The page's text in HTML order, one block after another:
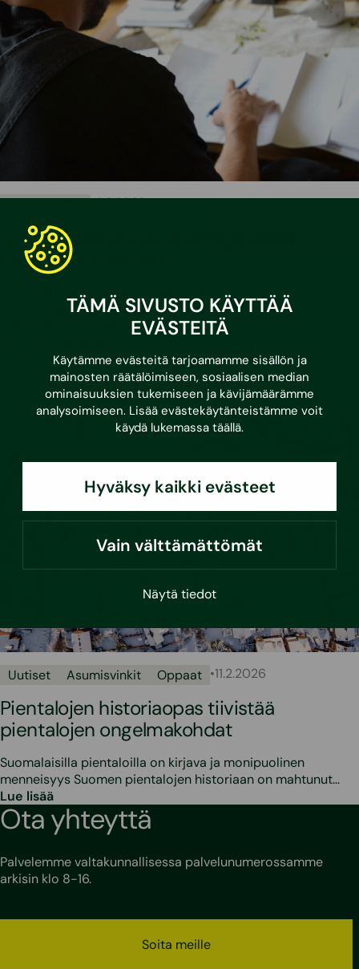
TÄMÄ SIVUSTO KÄYTTÄÄ
EVÄSTEITÄ
Käytämme evästeitä tarjoamamme sisällön ja
mainosten räätälöimiseen, sosiaalisen median
ominaisuuksien tukemiseen ja kävijämäärämme
analysoimiseen. Lisää evästekäytänteistämme voit
käydä lukemassa täällä.
Hyväksy kaikki evästeet
Vain välttämättömät
Näytä tiedot
•3.3.2026
Kunnossapitotarveselvitys ja usein
kysytyt kysymykset
Mikä on kunnossapitotarveselvitys?
Kunnossapitotarveselvityksellä tarkoitetaan listausta
rakennusten ja kiinteistöjen kunnossapito- ja
Uutiset Asumisvinkit Oppaat •11.2.2026
Pientalojen historiaopas tiivistää
pientalojen ongelmakohdat
Suomalaisilla pientaloilla on kirjava ja monipuolinen
menneisyys Suomen pientalojen historiaan on mahtunut…
Lue lisää
Ota yhteyttä
Palvelemme valtakunnallisessa palvelunumerossamme
arkisin klo 8-16.
Soita meille